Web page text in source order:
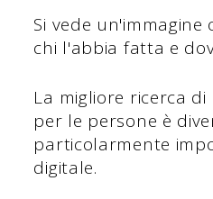
Si vede un'immagine
chi l'abbia fatta e
La migliore ricerca di
per le persone è
particolarmente
digitale.